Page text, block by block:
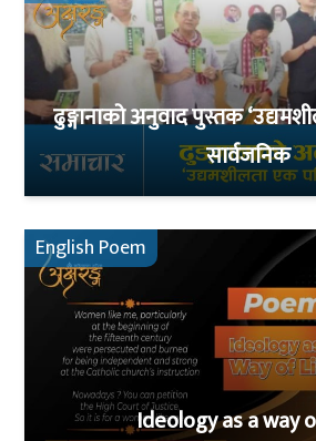
ढुङ्गानाको अनुवाद पुस्तक
सार्वजनिक
English Poem
Ideology as a way